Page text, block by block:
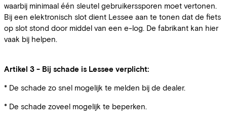
waarbij minimaal één sleutel gebruikerssporen moet vertonen.
Bij een elektronisch slot dient Lessee aan te tonen dat de fiets
op slot stond door middel van een e-log. De fabrikant kan hier
vaak bij helpen.
Artikel 3 - Bij schade is Lessee verplicht:
* De schade zo snel mogelijk te melden bij de dealer.
* De schade zoveel mogelijk te beperken.